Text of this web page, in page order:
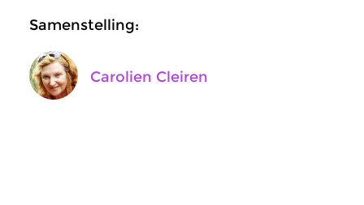
Samenstelling:
Carolien Cleiren